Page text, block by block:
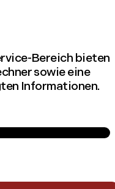
Bereich bieten
sowie eine
Informationen.